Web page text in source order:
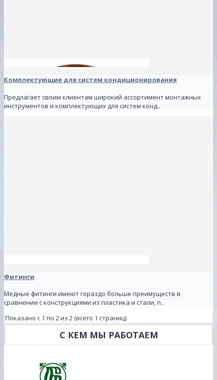
Комплектующие для систем кондиционирования
Предлагает своим клиентам широкий ассортимент монтажных
инструментов и комплектующих для систем конд..
Фитинги
Медные фитинги имеют гораздо больше преимуществ в
сравнении с конструкциями из пластика и стали, п..
Показано с 1 по 2 из 2 (всего 1 страниц)
С КЕМ МЫ РАБОТАЕМ